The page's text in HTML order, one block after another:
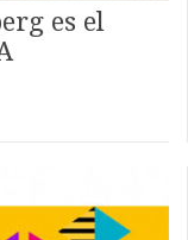
es el